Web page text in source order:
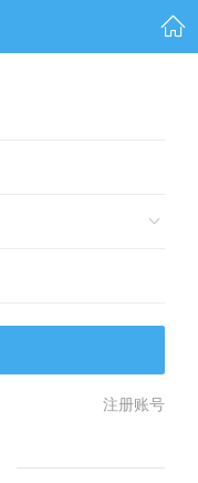
注册账号